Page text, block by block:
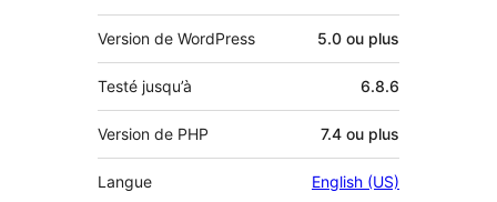
Version de WordPress 5.0 ou plus
Testé jusqu’à 6.8.6
Version de PHP 7.4 ou plus
Langue English (US)